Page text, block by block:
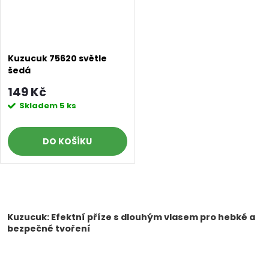
Kuzucuk 75620 světle
šedá
149 Kč
Skladem 5 ks
DO KOŠÍKU
v
Kuzucuk: Efektní příze s dlouhým vlasem pro hebké a
bezpečné tvoření